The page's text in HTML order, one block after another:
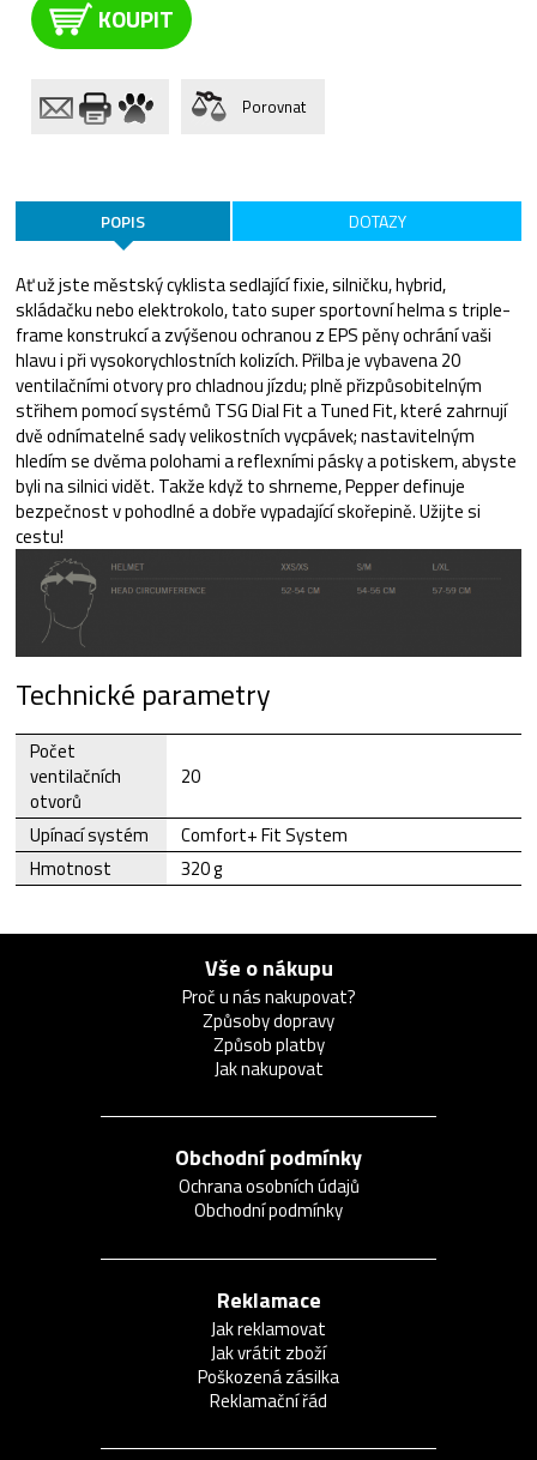
KOUPIT
Porovnat
POPIS DOTAZY
Ať už jste městský cyklista sedlající fixie, silničku, hybrid,
skládačku nebo elektrokolo, tato super sportovní helma s triple-
frame konstrukcí a zvýšenou ochranou z EPS pěny ochrání vaši
hlavu i při vysokorychlostních kolizích. Přilba je vybavena 20
ventilačními otvory pro chladnou jízdu; plně přizpůsobitelným
střihem pomocí systémů TSG Dial Fit a Tuned Fit, které zahrnují
dvě odnímatelné sady velikostních vycpávek; nastavitelným
hledím se dvěma polohami a reflexními pásky a potiskem, abyste
byli na silnici vidět. Takže když to shrneme, Pepper definuje
bezpečnost v pohodlné a dobře vypadající skořepině. Užijte si
cestu!
Technické parametry
Počet
ventilačních
otvorů
20
Upínací systém
Comfort+ Fit System
Hmotnost
320 g
Vše o nákupu
Proč u nás nakupovat?
Způsoby dopravy
Způsob platby
Jak nakupovat
Obchodní podmínky
Ochrana osobních údajů
Obchodní podmínky
Reklamace
Jak reklamovat
Jak vrátit zboží
Poškozená zásilka
Reklamační řád